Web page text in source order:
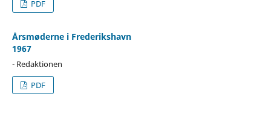
PDF
Årsmøderne i Frederikshavn
1967
- Redaktionen
PDF